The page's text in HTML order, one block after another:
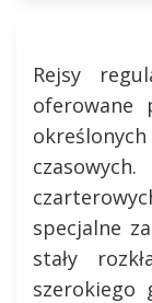
Rejsy
specjalne
stały
szerokiego